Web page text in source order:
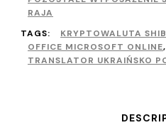
RAJA
TAGS:
KRYPTOWALUTA
OFFICE MICROSOFT ONLINE,
TRANSLATOR UKRAIŃSKO